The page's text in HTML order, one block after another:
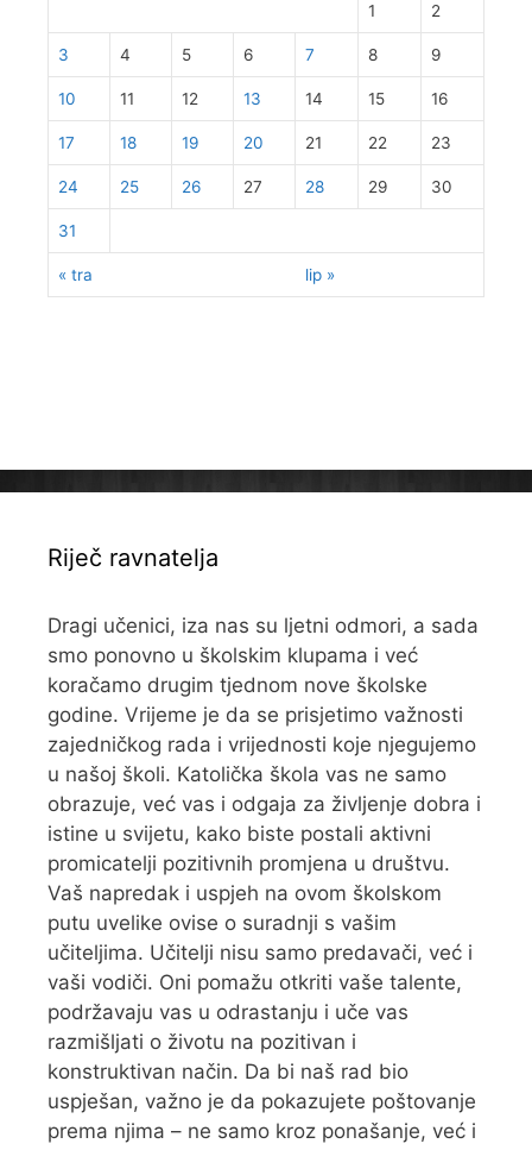
« tra lip »
1 2
3 4 5 6 7 8 9
10 11 12 13 14 15 16
17 18 19 20 21 22 23
24 25 26 27 28 29 30
31
Riječ ravnatelja
Dragi učenici, iza nas su ljetni odmori, a sada
smo ponovno u školskim klupama i već
koračamo drugim tjednom nove školske
godine. Vrijeme je da se prisjetimo važnosti
zajedničkog rada i vrijednosti koje njegujemo
u našoj školi. Katolička škola vas ne samo
obrazuje, već vas i odgaja za življenje dobra i
istine u svijetu, kako biste postali aktivni
promicatelji pozitivnih promjena u društvu.
Vaš napredak i uspjeh na ovom školskom
putu uvelike ovise o suradnji s vašim
učiteljima. Učitelji nisu samo predavači, već i
vaši vodiči. Oni pomažu otkriti vaše talente,
podržavaju vas u odrastanju i uče vas
razmišljati o životu na pozitivan i
konstruktivan način. Da bi naš rad bio
uspješan, važno je da pokazujete poštovanje
prema njima – ne samo kroz ponašanje, već i